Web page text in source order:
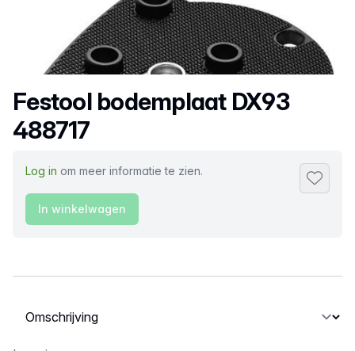
Productnaam
Festool bodemplaat DX93
488717
Log in om meer informatie te zien.
In winkelwagen
Selecteer een tabblad